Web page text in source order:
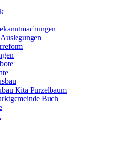
Kita Purzelbaum
Buch